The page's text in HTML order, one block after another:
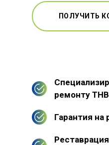
ПОЛУЧИТЬ
ремонту
Гарантия на